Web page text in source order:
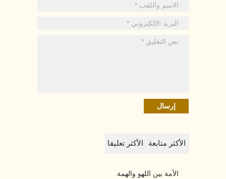
الأكثر متابعة الأكثر تعليقا
الأمة بين اللهو والهمة